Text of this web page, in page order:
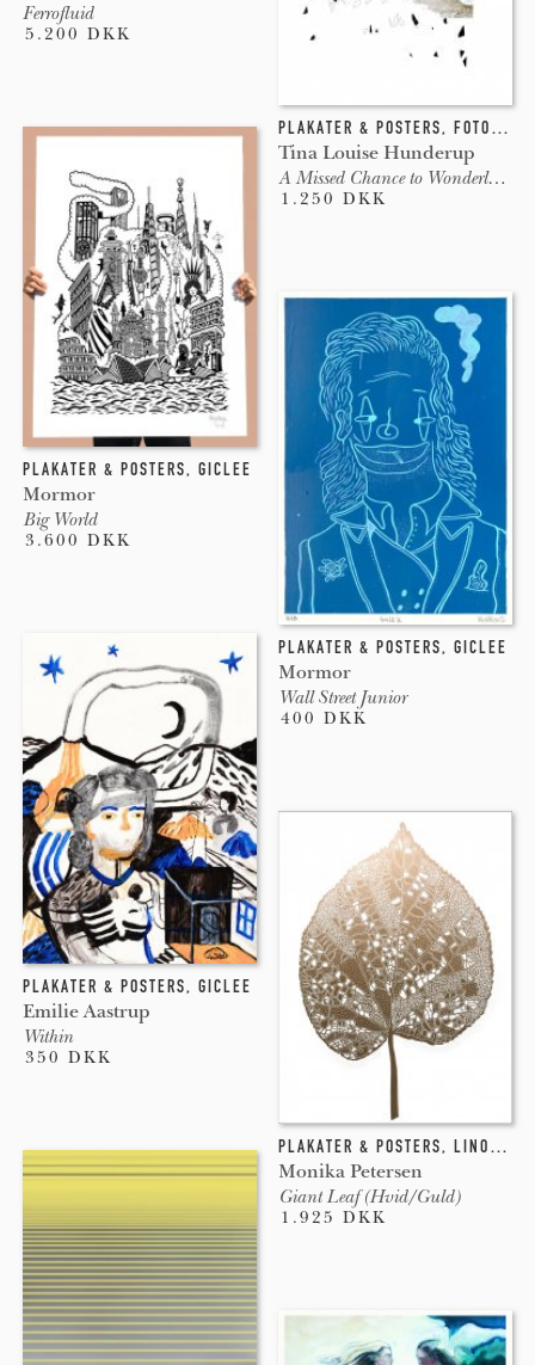
Ferrofluid
5.200 DKK
PLAKATER & POSTERS, GICLEE
Mormor
Big World
3.600 DKK
PLAKATER & POSTERS, GICLEE
Emilie Aastrup
Within
350 DKK
PLAKATER & POSTERS, FOTOGRAFI
Tina Louise Hunderup
A Missed Chance to Wonderland
1.250 DKK
PLAKATER & POSTERS, GICLEE
Mormor
Wall Street Junior
400 DKK
PLAKATER & POSTERS,
Monika Petersen
Giant Leaf (Hvid/Guld)
1.925 DKK